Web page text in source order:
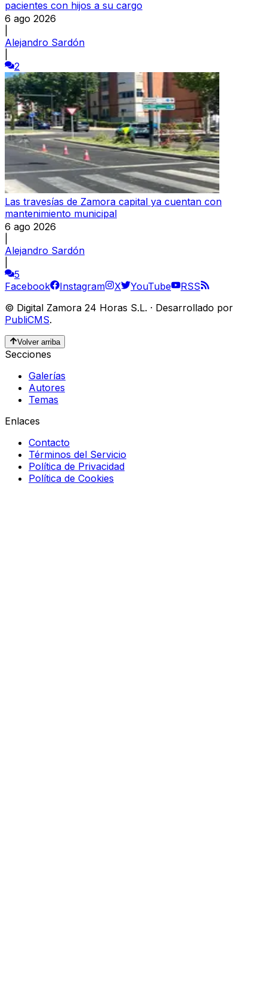
pacientes con hijos a su cargo
6 ago 2026
Alejandro Sardón
2
Las travesías de Zamora capital ya cuentan con
mantenimiento municipal
6 ago 2026
Alejandro Sardón
5
Facebook
Instagram X YouTube
RSS
© Digital Zamora 24 Horas S.L. · Desarrollado por
PubliCMS.
Volver arriba
Secciones
Galerías
Autores
Temas
Enlaces
Contacto
Términos del Servicio
Política de Privacidad
Política de Cookies